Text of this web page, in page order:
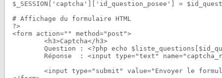
$_SESSION['captcha']['id_question_posee'] =
# Affichage du formulaire HTML
?>
<form action="" method="post">